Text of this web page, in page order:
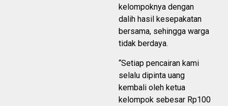
kelompoknya dengan
dalih hasil kesepakatan
bersama, sehingga warga
tidak berdaya.
“Setiap pencairan kami
selalu dipinta uang
kembali oleh ketua
kelompok sebesar Rp100